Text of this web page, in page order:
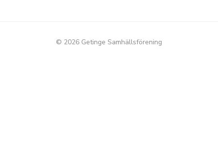
© 2026 Getinge Samhällsförening